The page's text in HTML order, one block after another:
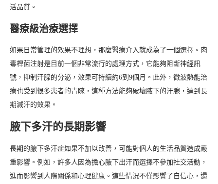
活品質。
醫療級治療選擇
如果日常管理的效果不理想，那麼醫療介入就成為了一個選擇。肉
毒桿菌注射是目前一個非常流行的處理方式，它能夠阻斷神經訊
號，抑制汗腺的分泌，效果可持續約6到9個月。此外，微波熱能治
療也受到很多患者的青睞，這種方法能夠破壞腋下的汗腺，達到長
期減汗的效果。
腋下多汗的長期影響
長期的腋下多汗症如果不加以改善，可能對個人的生活品質造成嚴
重影響。例如，許多人因為擔心腋下出汗而選擇不參加社交活動，
進而影響到人際關係和心理健康。這些情況不僅影響了自信心，還